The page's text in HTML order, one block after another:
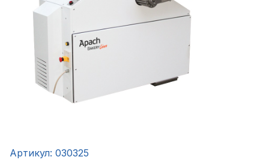
Артикул: 030325